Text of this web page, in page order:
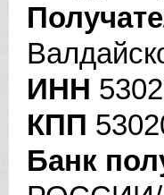
ИНН
КПП
Банк